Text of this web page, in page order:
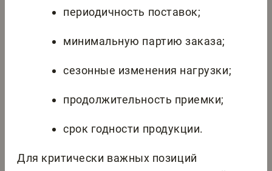
периодичность поставок;
минимальную партию заказа;
сезонные изменения нагрузки;
продолжительность приемки;
срок годности продукции.
Для критически важных позиций